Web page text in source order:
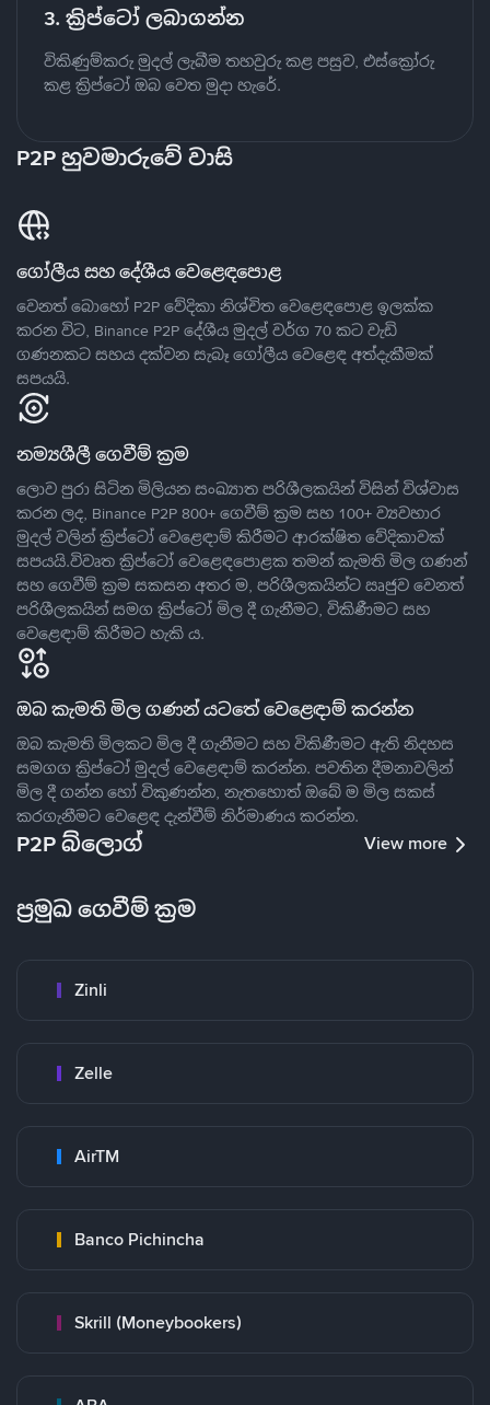
3. ක්‍රිප්ටෝ ලබාගන්න
විකිණුම්කරු මුදල් ලැබීම තහවුරු කළ පසුව, එස්ක්‍රෝරු
කළ ක්‍රිප්ටෝ ඔබ වෙත මුදා හැරේ.
P2P හුවමාරුවේ වාසි
ගෝලීය සහ දේශීය වෙළෙඳපොළ
වෙනත් බොහෝ P2P වේදිකා නිශ්චිත වෙළෙඳපොළ ඉලක්ක
කරන විට, Binance P2P දේශීය මුදල් වර්ග 70 කට වැඩි
ගණනකට සහය දක්වන සැබෑ ගෝලීය වෙළෙඳ අත්දැකීමක්
සපයයි.
නම්‍යශීලී ගෙවීම් ක්‍රම
ලොව පුරා සිටින මිලියන සංඛ්‍යාත පරිශීලකයින් විසින් විශ්වාස
කරන ලද, Binance P2P 800+ ගෙවීම් ක්‍රම සහ 100+ ව්‍යවහාර
මුදල් වලින් ක්‍රිප්ටෝ වෙළෙඳාම් කිරීමට ආරක්ෂිත වේදිකාවක්
සපයයි.විවෘත ක්‍රිප්ටෝ වෙළෙඳපොළක තමන් කැමති මිල ගණන්
සහ ගෙවීම් ක්‍රම සකසන අතර ම, පරිශීලකයින්ට ඍජුව වෙනත්
පරිශීලකයින් සමග ක්‍රිප්ටෝ මිල දී ගැනීමට, විකිණීමට සහ
වෙළෙඳාම් කිරීමට හැකි ය.
ඔබ කැමති මිල ගණන් යටතේ වෙළෙඳාම් කරන්න
ඔබ කැමති මිලකට මිල දී ගැනීමට සහ විකිණීමට ඇති නිදහස
සමගග ක්‍රිප්ටෝ මුදල් වෙළෙඳාම් කරන්න. පවතින දීමනාවලින්
මිල දී ගන්න හෝ විකුණන්න, නැතහොත් ඔබේ ම මිල සකස්
කරගැනීමට වෙළෙඳ දැන්වීම් නිර්මාණය කරන්න.
P2P බ්ලොග් View more
ප්‍රමුඛ ගෙවීම් ක්‍රම
Zinli
Zelle
AirTM
Banco Pichincha
Skrill (Moneybookers)